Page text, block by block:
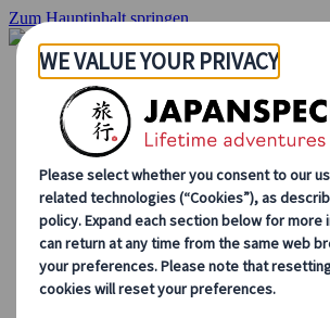
Zum Hauptinhalt springen
Startseite
Rundreisen
Individuelle Reisen
Gruppenreisen
Selbstfahrerreisen
Ausflüge
Massgeschneiderte Gruppenreisen
Japan Rail Pass
Wie wir arbeiten
Über uns
Treffen Sie unser Team
Werden Sie Teil unseres Teams